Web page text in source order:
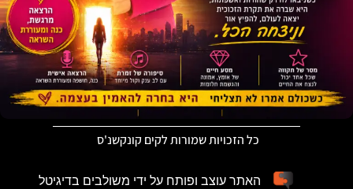
כל הזכויות שמורות לקים קונקשנ'ס
האתר עוצב ופותח על ידי משולבים בדיגיטל